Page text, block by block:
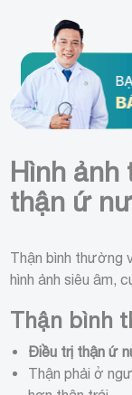
Hình
thận ứ
Thận bình thường
hình ảnh siêu âm,
Thận bình
Điều trị thận ứ
Thận phải ở